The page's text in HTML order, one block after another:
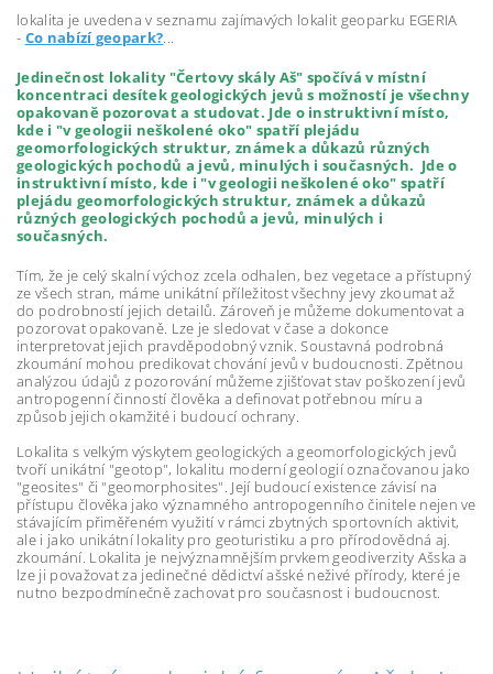
lokalita je uvedena v seznamu zajímavých lokalit geoparku EGERIA
- Co nabízí geopark?
Jedinečnost lokality "Čertovy skály Aš" spočívá v místní
koncentraci desítek geologických jevů s možností je všechny
opakovaně pozorovat a studovat. Jde o instruktivní místo,
kde i "v geologii neškolené oko" spatří plejádu
geomorfologických struktur, známek a důkazů různých
geologických pochodů a jevů, minulých i současných. Jde o
instruktivní místo, kde i "v geologii neškolené oko" spatří
plejádu geomorfologických struktur, známek a důkazů
různých geologických pochodů a jevů, minulých i
současných.
Tím, že je celý skalní výchoz zcela odhalen, bez vegetace a přístupný
ze všech stran, máme unikátní příležitost všechny jevy zkoumat až
do podrobností jejich detailů. Zároveň je můžeme dokumentovat a
pozorovat opakovaně. Lze je sledovat v čase a dokonce
interpretovat jejich pravděpodobný vznik. Soustavná podrobná
zkoumání mohou predikovat chování jevů v budoucnosti. Zpětnou
analýzou údajů z pozorování můžeme zjišťovat stav poškození jevů
antropogenní činností člověka a definovat potřebnou míru a
způsob jejich okamžité i budoucí ochrany.
Lokalita s velkým výskytem geologických a geomorfologických jevů
tvoří unikátní "geotop", lokalitu moderní geologií označovanou jako
"geosites" či "geomorphosites". Její budoucí existence závisí na
přístupu člověka jako významného antropogenního činitele nejen ve
stávajícím přiměřeném využití v rámci zbytných sportovních aktivit,
ale i jako unikátní lokality pro geoturistiku a pro přírodovědná aj.
zkoumání. Lokalita je nejvýznamnějším prvkem geodiverzity Ašska a
lze ji považovat za jedinečné dědictví ašské neživé přírody, které je
nutno bezpodmínečně zachovat pro současnost i budoucnost.